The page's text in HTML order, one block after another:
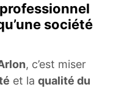
société
, c’est miser
et la qualité du